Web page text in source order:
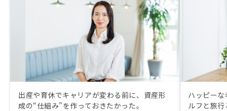
出産や育休でキャリアが変わる前に、資産形
成の“仕組み”を作っておきたかった。
ハッピー
ルフと旅